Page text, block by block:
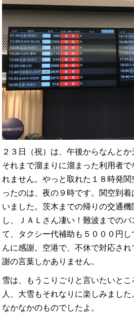
２３日（祝）は、午後からなんとか
それまで溜まりに溜まった利用者
れません。やっと取れた１８時発
ったのは、夜の９時です。関空到
いました。茨木までの帰りの交通
し、ＪＡＬさん凄い！難波までの
て、タクシー代補助も５０００円
んに感謝。空港で、不休で対応さ
謝の言葉しかありません。
雪は、もうこりごりと言いたいと
人、大雪もそれなりに楽しみまし
なかなかのものでしたよ。